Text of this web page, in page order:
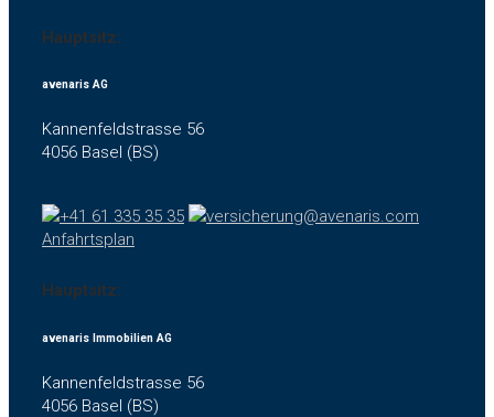
Hauptsitz:
avenaris AG
Kannenfeldstrasse 56
4056 Basel (BS)
+41 61 335 35 35
versicherung@avenaris.com
Anfahrtsplan
Hauptsitz:
avenaris Immobilien AG
Kannenfeldstrasse 56
4056 Basel (BS)